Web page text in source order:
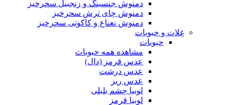
دمنوش جنسینگ و زنجبیل سحرخیز
دمنوش چای ترش سحرخیز
دمنوش نعناع و کاکوتی سحرخیز
غلات و حبوبات
حبوبات
مشاهده همه حبوبات
عدس قرمز (دال)
عدس درشت
عدس ریز
لوبیا چشم بلبلی
لوبیا قرمز